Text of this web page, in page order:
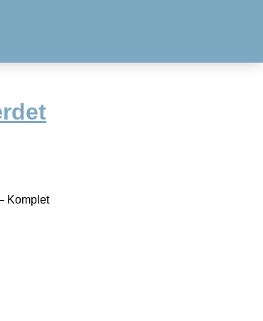
Komplet